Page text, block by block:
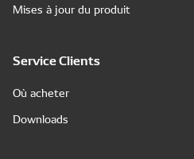
Mises à jour du produit
Service Clients
Où acheter
Downloads